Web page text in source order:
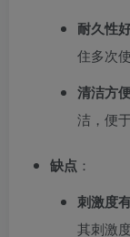
耐久性
住多次
清洁方
洁，便
缺点 ：
刺激度
其刺激